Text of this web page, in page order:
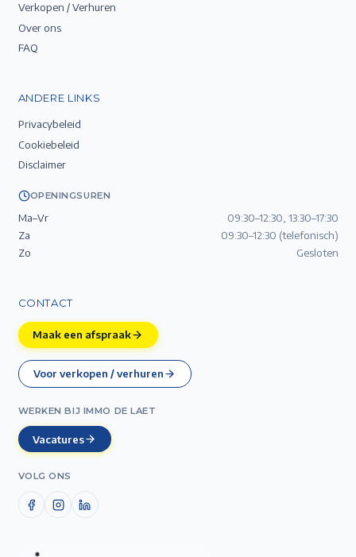
Verkopen / Verhuren
Over ons
FAQ
ANDERE LINKS
Privacybeleid
Cookiebeleid
Disclaimer
OPENINGSUREN
Ma–Vr
09:30–12:30, 13:30–17:30
Za
09:30–12:30 (telefonisch)
Zo
Gesloten
CONTACT
Maak een afspraak
Voor verkopen / verhuren
WERKEN BIJ IMMO DE LAET
Vacatures
VOLG ONS